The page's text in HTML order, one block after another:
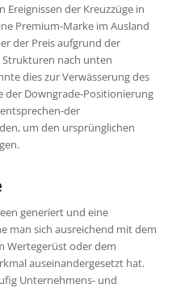
der Kreuzzüge in
Premium-Marke im Ausland
der Preis aufgrund der
nach unten
dies zur Verwässerung des
der Downgrade-Positionierung
der
um den ursprünglichen
generiert und eine
man sich ausreichend mit dem
Wertegerüst oder dem
auseinandergesetzt hat.
Unternehmens- und